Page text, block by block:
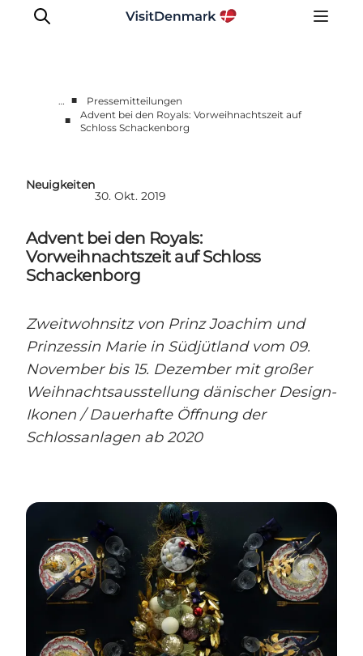
Presseportal
Fotos
Work with us
Kontakt
… ■
Pressemitteilungen
■
Advent bei den Royals: Vorweihnachtszeit auf
Schloss Schackenborg
Neuigkeiten
30. Okt. 2019
Advent bei den Royals:
Vorweihnachtszeit auf Schloss
Schackenborg
Zweitwohnsitz von Prinz Joachim und
Prinzessin Marie in Südjütland vom 09.
November bis 15. Dezember mit großer
Weihnachtsausstellung dänischer Design-
Ikonen / Dauerhafte Öffnung der
Schlossanlagen ab 2020